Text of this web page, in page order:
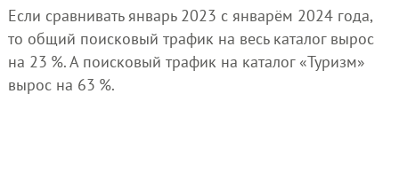
Если сравнивать январь 2023 с январём 2024 года,
то общий поисковый трафик на весь каталог вырос
на 23 %. А поисковый трафик на каталог «Туризм»
вырос на 63 %.